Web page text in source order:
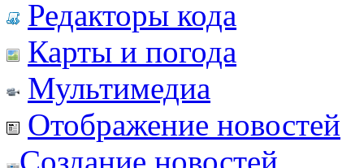
Редакторы кода
Карты и погода
Мультимедиа
Отображение новостей
Создание новостей